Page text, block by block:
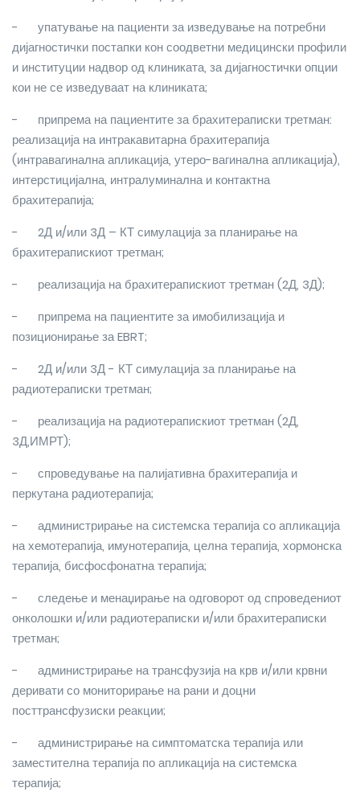
-
упатување на пациенти за изведување на потребни
дијагностички постапки кон соодветни медицински профили
и институции надвор од клиниката, за дијагностички опции
кои не се изведуваат на клиниката;
-
припрема на пациентите за брахитераписки третман:
реализација на интракавитарна брахитерапија
(интравагинална апликација, утеро-вагинална апликација),
интерстицијална, интралуминална и контактна
брахитерапија;
-
2Д и/или 3Д – КТ симулација за планирање на
брахитерапискиот третман;
-
реализација на брахитерапискиот третман (2Д, 3Д);
-
припрема на пациентите за имобилизација и
позиционирање за EBRT;
-
2Д и/или 3Д - КТ симулација за планирање на
радиотераписки третман;
-
реализација на радиотерапискиот третман (2Д,
3Д,ИМРТ);
-
спроведување на палијативна брахитерапија и
перкутана радиотерапија;
-
администрирање на системска терапија со апликација
на хемотерапија, имунотерапија, целна терапија, хормонска
терапија, бисфосфонатна терапија;
-
следење и менаџирање на одговорот од спроведениот
онколошки и/или радиотераписки и/или брахитераписки
третман;
-
администрирање на трансфузија на крв и/или крвни
деривати со мониторирање на рани и доцни
посттрансфузиски реакции;
-
администрирање на симптоматска терапија или
заместителна терапија по апликација на системска
терапија;